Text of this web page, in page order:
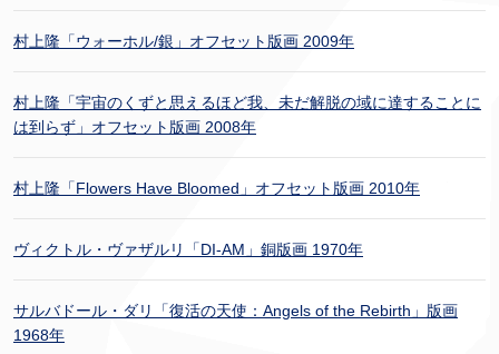
村上隆「ウォーホル/銀」オフセット版画 2009年
村上隆「宇宙のくずと思えるほど我、未だ解脱の域に達することに
は到らず」オフセット版画 2008年
村上隆「Flowers Have Bloomed」オフセット版画 2010年
ヴィクトル・ヴァザルリ「DI-AM」銅版画 1970年
サルバドール・ダリ「復活の天使：Angels of the Rebirth」版画
1968年